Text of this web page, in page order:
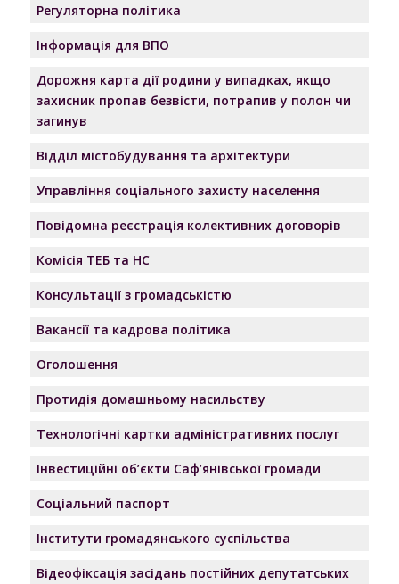
Регуляторна політика
Інформація для ВПО
Дорожня карта дії родини у випадках, якщо
захисник пропав безвісти, потрапив у полон чи
загинув
Відділ містобудування та архітектури
Управління соціального захисту населення
Повідомна реєстрація колективних договорів
Комісія ТЕБ та НС
Консультації з громадськістю
Вакансії та кадрова політика
Оголошення
Протидія домашньому насильству
Технологічні картки адміністративних послуг
Інвестиційні об’єкти Саф’янівської громади
Соціальний паспорт
Інститути громадянського суспільства
Відеофіксація засідань постійних депутатських